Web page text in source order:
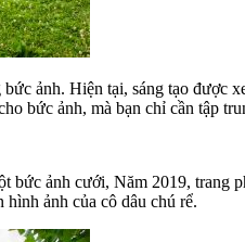
ảnh. Hiện tại, sáng tạo được
bức ảnh, mà bạn chỉ cần tập
ảnh cưới, Năm 2019,
ảnh của cô dâu chú rể.